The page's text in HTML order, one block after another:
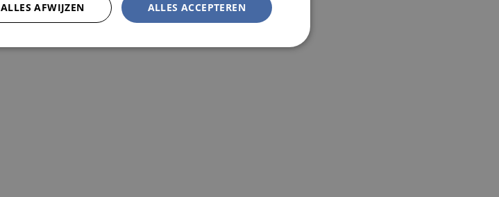
ALLES ACCEPTEREN
ALLES AFWIJZEN
Targeting Functioneel
Niet-